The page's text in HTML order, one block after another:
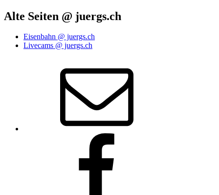
Alte Seiten @ juergs.ch
Eisenbahn @ juergs.ch
Livecams @ juergs.ch